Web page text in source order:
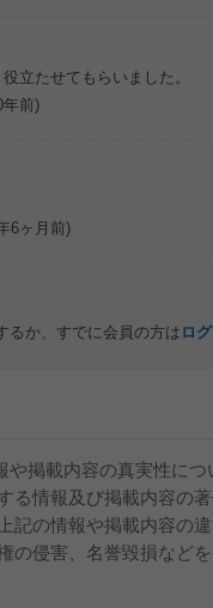
立たせてもらいました。
年前)
6ヶ月前)
るか、すでに会員の方はロ
や掲載内容の真実性に
る情報及び掲載内容の
記の情報や掲載内容の
の侵害、名誉毀損など